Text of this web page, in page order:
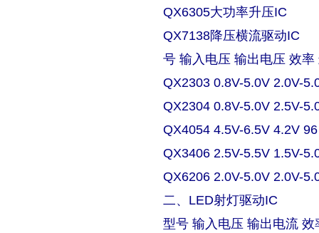
QX6305大功率升压IC
QX7138降压横流驱动IC
号 输入电压 输出电压 效率
QX2303 0.8V-5.0V 2.0V-
QX2304 0.8V-5.0V 2.5V-
QX4054 4.5V-6.5V 4.2V
QX3406 2.5V-5.5V 1.5V-
QX6206 2.0V-5.0V 2.0V-
二、LED射灯驱动IC
型号 输入电压 输出电流 效